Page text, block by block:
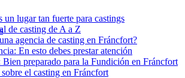
un lugar tan fuerte para castings
de casting de A a Z
agencia de casting en Fráncfort?
En esto debes prestar atención
preparado para la Fundición en Fráncfort
el casting en Fráncfort